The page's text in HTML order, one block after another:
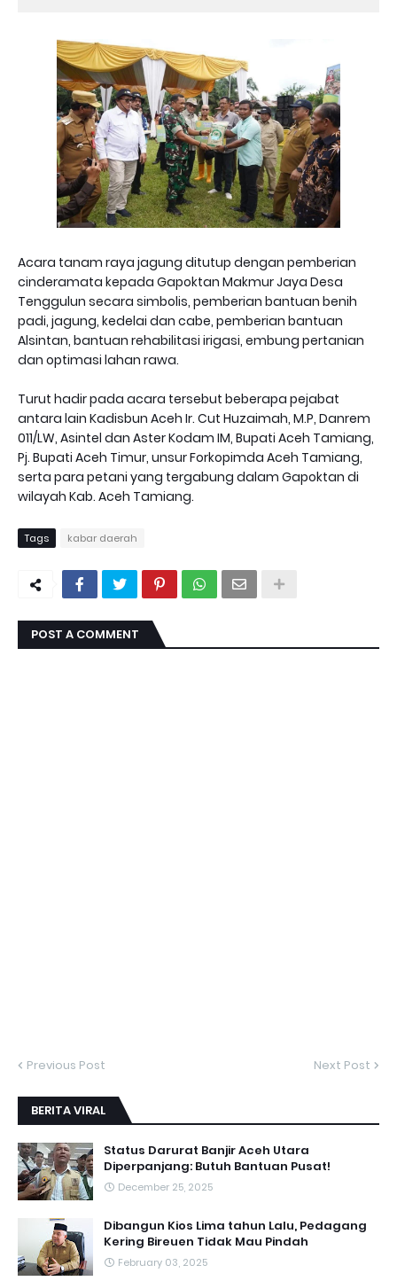
Acara tanam raya jagung ditutup dengan pemberian
cinderamata kepada Gapoktan Makmur Jaya Desa
Tenggulun secara simbolis, pemberian bantuan benih
padi, jagung, kedelai dan cabe, pemberian bantuan
Alsintan, bantuan rehabilitasi irigasi, embung pertanian
dan optimasi lahan rawa.
Turut hadir pada acara tersebut beberapa pejabat
antara lain Kadisbun Aceh Ir. Cut Huzaimah, M.P, Danrem
011/LW, Asintel dan Aster Kodam IM, Bupati Aceh Tamiang,
Pj. Bupati Aceh Timur, unsur Forkopimda Aceh Tamiang,
serta para petani yang tergabung dalam Gapoktan di
wilayah Kab. Aceh Tamiang.
Tags kabar daerah
POST A COMMENT
Previous Post Next Post
BERITA VIRAL
Status Darurat Banjir Aceh Utara
Diperpanjang: Butuh Bantuan Pusat!
December 25, 2025
Dibangun Kios Lima tahun Lalu, Pedagang
Kering Bireuen Tidak Mau Pindah
February 03, 2025